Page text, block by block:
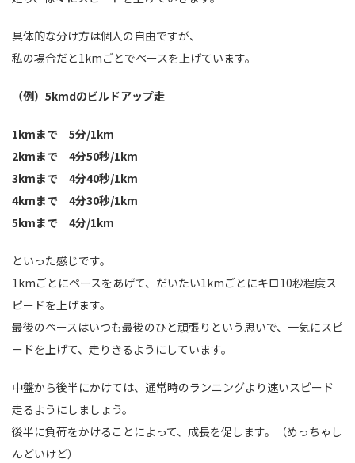
具体的な分け方は個人の自由ですが、
私の場合だと1kmごとでペースを上げています。
（例）5kmdのビルドアップ走
1kmまで 5分/1km
2kmまで 4分50秒/1km
3kmまで 4分40秒/1km
4kmまで 4分30秒/1km
5kmまで 4分/1km
といった感じです。
1kmごとにペースをあげて、だいたい1kmごとにキロ10秒程度ス
ピードを上げます。
最後のペースはいつも最後のひと頑張りという思いで、一気にスピ
ードを上げて、走りきるようにしています。
中盤から後半にかけては、通常時のランニングより速いスピード
走るようにしましょう。
後半に負荷をかけることによって、成長を促します。（めっちゃし
んどいけど）